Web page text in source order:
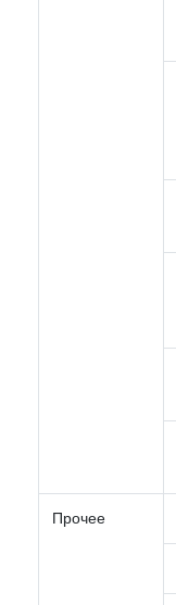
Прочее